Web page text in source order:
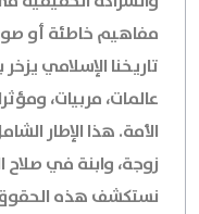
مفاهيم خاطئة أو
تاريخنا الإسلامي
عالمات، مربيات،
الأمة. هذا الإطار
زوجة، وابنة في صلاح
نستكشف هذه الحقوق